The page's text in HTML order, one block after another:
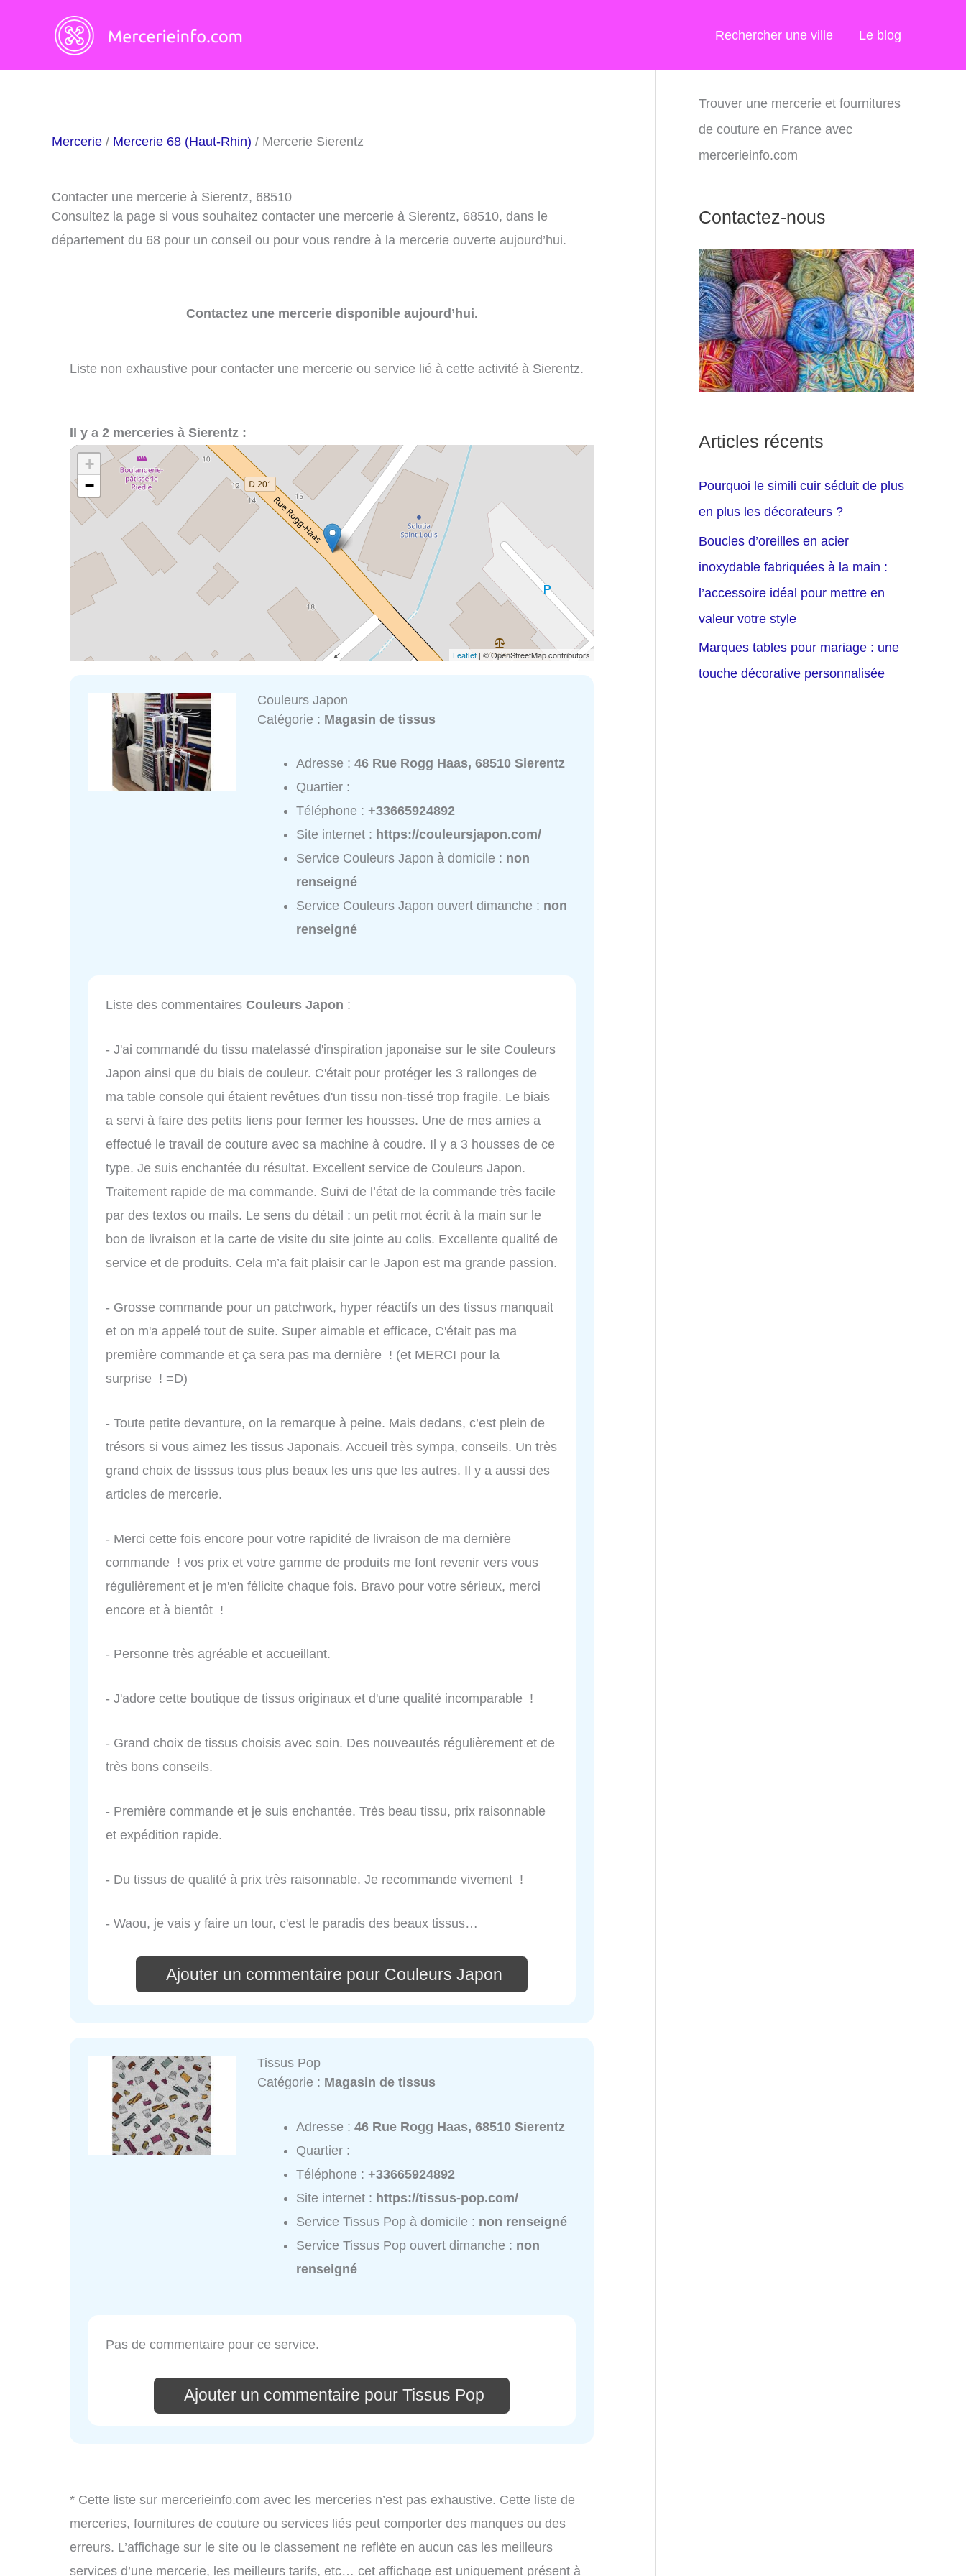
Rechercher une ville Le blog
Mercerie / Mercerie 68 (Haut-Rhin) / Mercerie Sierentz
Contacter une mercerie à Sierentz, 68510
Consultez la page si vous souhaitez contacter une mercerie à Sierentz, 68510, dans le
département du 68 pour un conseil ou pour vous rendre à la mercerie ouverte aujourd’hui.
Contactez une mercerie disponible aujourd’hui.
Liste non exhaustive pour contacter une mercerie ou service lié à cette activité à Sierentz.
Il y a 2 merceries à Sierentz :
+
−
Leaflet | © OpenStreetMap contributors
Couleurs Japon
Catégorie : Magasin de tissus
Adresse :46 Rue Rogg Haas, 68510 Sierentz
Quartier :
Téléphone :+33665924892
Site internet : https://couleursjapon.com/
Service Couleurs Japon à domicile : non
renseigné
Service Couleurs Japon ouvert dimanche : non
renseigné
Liste des commentaires Couleurs Japon :
- J'ai commandé du tissu matelassé d'inspiration japonaise sur le site Couleurs
Japon ainsi que du biais de couleur. C'était pour protéger les 3 rallonges de
ma table console qui étaient revêtues d'un tissu non-tissé trop fragile. Le biais
a servi à faire des petits liens pour fermer les housses. Une de mes amies a
effectué le travail de couture avec sa machine à coudre. Il y a 3 housses de ce
type. Je suis enchantée du résultat. Excellent service de Couleurs Japon.
Traitement rapide de ma commande. Suivi de l’état de la commande très facile
par des textos ou mails. Le sens du détail : un petit mot écrit à la main sur le
bon de livraison et la carte de visite du site jointe au colis. Excellente qualité de
service et de produits. Cela m’a fait plaisir car le Japon est ma grande passion.
- Grosse commande pour un patchwork, hyper réactifs un des tissus manquait
et on m'a appelé tout de suite. Super aimable et efficace, C'était pas ma
première commande et ça sera pas ma dernière ! (et MERCI pour la
surprise ! =D)
- Toute petite devanture, on la remarque à peine. Mais dedans, c’est plein de
trésors si vous aimez les tissus Japonais. Accueil très sympa, conseils. Un très
grand choix de tisssus tous plus beaux les uns que les autres. Il y a aussi des
articles de mercerie.
- Merci cette fois encore pour votre rapidité de livraison de ma dernière
commande ! vos prix et votre gamme de produits me font revenir vers vous
régulièrement et je m'en félicite chaque fois. Bravo pour votre sérieux, merci
encore et à bientôt !
- Personne très agréable et accueillant.
- J'adore cette boutique de tissus originaux et d'une qualité incomparable !
- Grand choix de tissus choisis avec soin. Des nouveautés régulièrement et de
très bons conseils.
- Première commande et je suis enchantée. Très beau tissu, prix raisonnable
et expédition rapide.
- Du tissus de qualité à prix très raisonnable. Je recommande vivement !
- Waou, je vais y faire un tour, c'est le paradis des beaux tissus…
Ajouter un commentaire pour Couleurs Japon
Tissus Pop
Catégorie : Magasin de tissus
Adresse :46 Rue Rogg Haas, 68510 Sierentz
Quartier :
Téléphone :+33665924892
Site internet : https://tissus-pop.com/
Service Tissus Pop à domicile : non renseigné
Service Tissus Pop ouvert dimanche : non
renseigné
Pas de commentaire pour ce service.
Ajouter un commentaire pour Tissus Pop
* Cette liste sur mercerieinfo.com avec les merceries n’est pas exhaustive. Cette liste de
merceries, fournitures de couture ou services liés peut comporter des manques ou des
erreurs. L’affichage sur le site ou le classement ne reflète en aucun cas les meilleurs
services d’une mercerie, les meilleurs tarifs, etc… cet affichage est uniquement présent à
Trouver une mercerie et fournitures
de couture en France avec
mercerieinfo.com
Contactez-nous
Articles récents
Pourquoi le simili cuir séduit de plus
en plus les décorateurs ?
Boucles d’oreilles en acier
inoxydable fabriquées à la main :
l’accessoire idéal pour mettre en
valeur votre style
Marques tables pour mariage : une
touche décorative personnalisée